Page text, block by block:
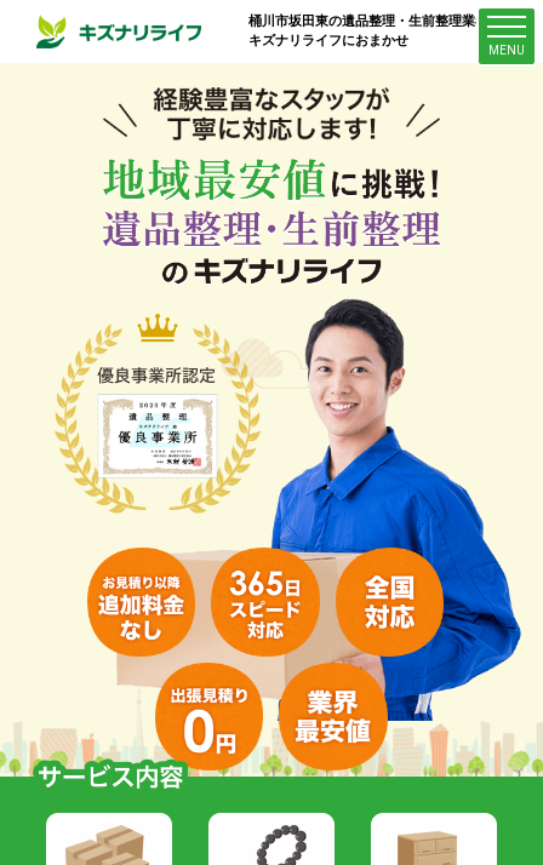
桶川市坂田東の遺品整理・生前整理業者は
キズナリライフにおまかせ